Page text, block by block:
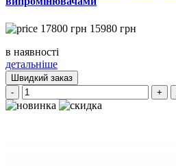
17800 грн 15980 грн
в наявності
детальніше
Швидкий заказ
-
+